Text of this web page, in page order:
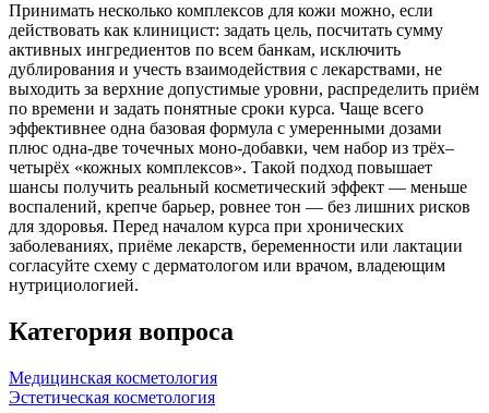
Принимать несколько комплексов для кожи можно, если
действовать как клиницист: задать цель, посчитать сумму
активных ингредиентов по всем банкам, исключить
дублирования и учесть взаимодействия с лекарствами, не
выходить за верхние допустимые уровни, распределить приём
по времени и задать понятные сроки курса. Чаще всего
эффективнее одна базовая формула с умеренными дозами
плюс одна‑две точечных моно‑добавки, чем набор из трёх–
четырёх «кожных комплексов». Такой подход повышает
шансы получить реальный косметический эффект — меньше
воспалений, крепче барьер, ровнее тон — без лишних рисков
для здоровья. Перед началом курса при хронических
заболеваниях, приёме лекарств, беременности или лактации
согласуйте схему с дерматологом или врачом, владеющим
нутрициологией.
Категория вопроса
Медицинская косметология
Эстетическая косметология